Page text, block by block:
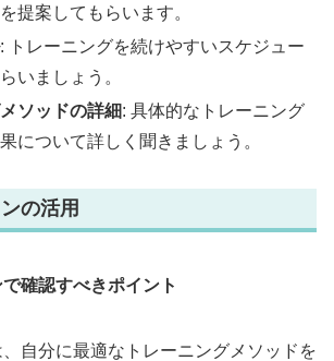
提案してもらいます。
: トレーニングを続けやすいスケジュー
いましょう。
ソッドの詳細: 具体的なトレーニング
について詳しく聞きましょう。
の活用
確認すべきポイント
自分に最適なトレーニングメソッドを